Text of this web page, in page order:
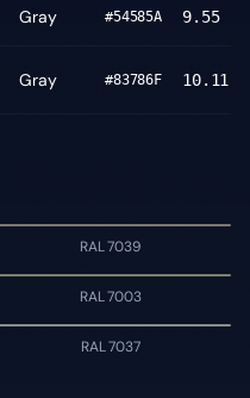
Gray #54585A 9.55
Gray #83786F 10.11
RAL 7039
RAL 7003
RAL 7037